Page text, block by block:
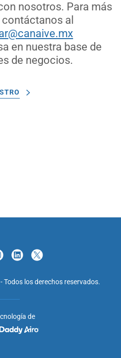
nosotros. Para más
al
en nuestra base de
de negocios.
Todos los derechos reservados.
de